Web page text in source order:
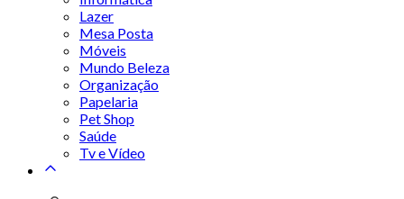
Lazer
Mesa Posta
Móveis
Mundo Beleza
Organização
Papelaria
Pet Shop
Saúde
Tv e Vídeo